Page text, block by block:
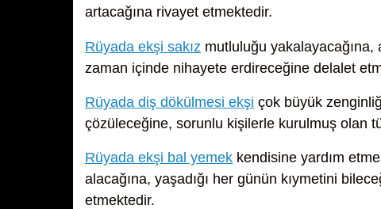
artacağına rivayet etmektedir.
Rüyada ekşi sakız mutluluğu yakalayacağına,
zaman içinde nihayete erdireceğine delalet
Rüyada diş dökülmesi ekşi çok büyük
çözüleceğine, sorunlu kişilerle kurulmuş olan
Rüyada ekşi bal yemek kendisine yardım
alacağına, yaşadığı her günün kıymetini
etmektedir.